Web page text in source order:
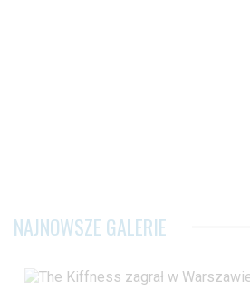
NAJNOWSZE GALERIE